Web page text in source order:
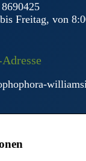
Freitag, von